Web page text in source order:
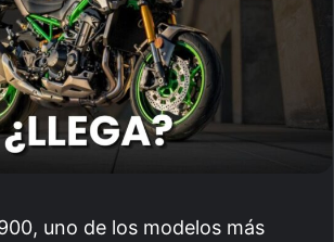
uno de los modelos más